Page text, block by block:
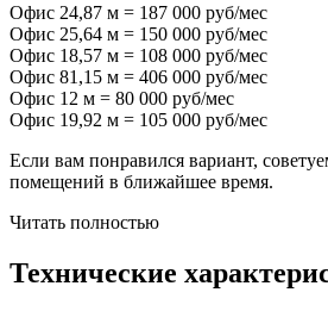
Офис 24,87 м = 187 000 руб/мес
Офис 25,64 м = 150 000 руб/мес
Офис 18,57 м = 108 000 руб/мес
Офис 81,15 м = 406 000 руб/мес
Офис 12 м = 80 000 руб/мес
Офис 19,92 м = 105 000 руб/мес
Если вам понравился вариант,
помещений в ближайшее время.
Читать полностью
Технические